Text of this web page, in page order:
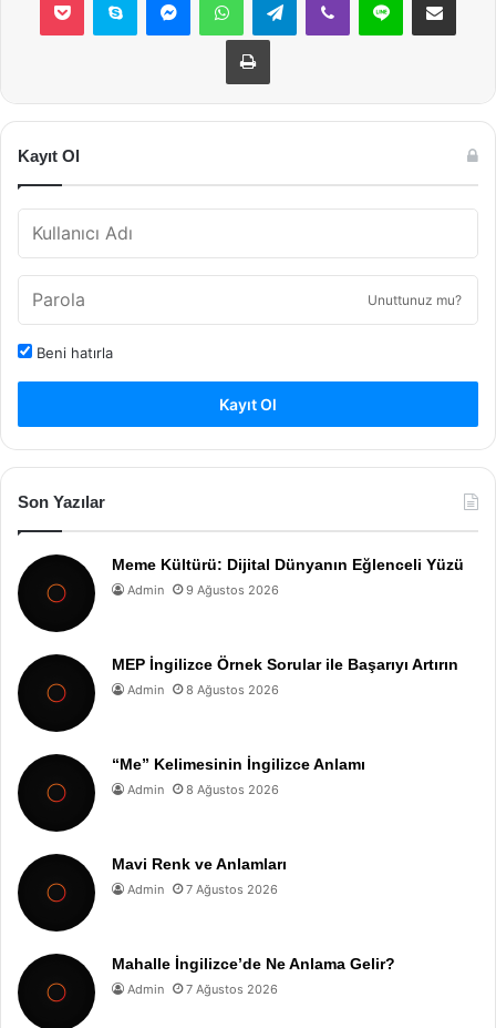
Yazdır
Kayıt Ol
Unuttunuz mu?
Beni hatırla
Kayıt Ol
Son Yazılar
Meme Kültürü: Dijital Dünyanın Eğlenceli Yüzü
Admin 9 Ağustos 2026
MEP İngilizce Örnek Sorular ile Başarıyı Artırın
Admin 8 Ağustos 2026
“Me” Kelimesinin İngilizce Anlamı
Admin 8 Ağustos 2026
Mavi Renk ve Anlamları
Admin 7 Ağustos 2026
Mahalle İngilizce’de Ne Anlama Gelir?
Admin 7 Ağustos 2026